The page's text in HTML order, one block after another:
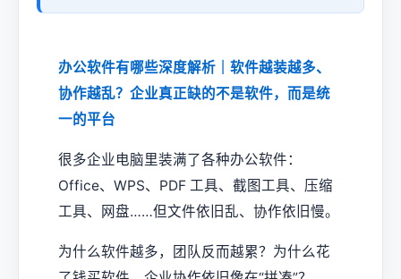
办公软件有哪些深度解析｜软件越装越多、
协作越乱？企业真正缺的不是软件，而是统
一的平台
很多企业电脑里装满了各种办公软件：
Office、WPS、PDF 工具、截图工具、压缩
工具、网盘……但文件依旧乱、协作依旧慢。
为什么软件越多，团队反而越累？为什么花